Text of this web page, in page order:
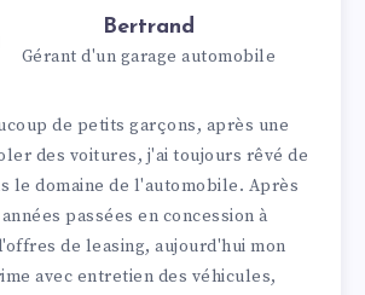
Bertrand
Gérant d'un garage automobile
de petits garçons, après une
des voitures, j'ai toujours rêvé de
le domaine de l'automobile. Après
passées en concession à
de leasing, aujourd'hui mon
avec entretien des véhicules,